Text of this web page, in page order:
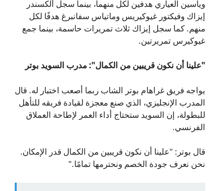
وياسين العياري هدفين لكل منهما، بينما سجل ألكسندر
إيزاك وفيكتور غيوكيريس وماتياس سفانبرغ هدفًا لكل
منهم. كما سجل إيزاك ثلاث تمريرات حاسمة، بينما جمع
غيوكيرس تمريرتين.
"علينا أن نكون قريبين من الكمال": مدرب السويد بوتر
يواجه فريق غراهام بوتر الشاب ربما أصعب اختبار له. قال
المدرب الإنجليزي، الذي صنع معجزة لقيادة فريقه للتأهل
للبطولة، إن السويد ستحتاج أداء العمر لإطاحة العملاق
الفرنسي.
قال بوتر: "علينا أن نكون قريبين من الكمال قدر الإمكان.
نحن نعرف جودة الخصم ونحترمها تمامًا."